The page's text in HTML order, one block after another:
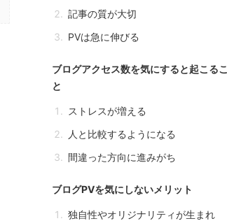
記事の質が大切
PVは急に伸びる
ブログアクセス数を気にすると起こるこ
と
ストレスが増える
人と比較するようになる
間違った方向に進みがち
ブログPVを気にしないメリット
独自性やオリジナリティが生まれ